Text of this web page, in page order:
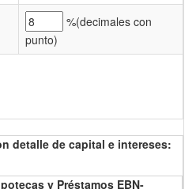
%(decimales con
punto)
detalle de capital e intereses:
y Préstamos EBN-